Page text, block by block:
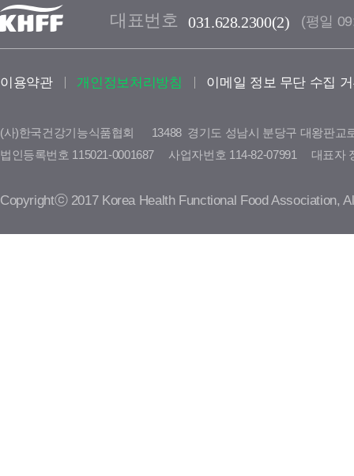
대표번호 031.628.2300(2) (평일
이용약관 개인정보처리방침 이메일 정보 무단 수집
(사)한국건강기능식품협회
13488  경기도 성남시 분당구 대왕판
법인등록번호 115021-0001687     사업자번호 114-82-07991     대표자
Copyrightⓒ 2017 Korea Health Functional Food Association,